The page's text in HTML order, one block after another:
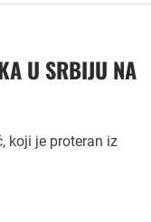
U SRBIJU NA
koji je proteran iz